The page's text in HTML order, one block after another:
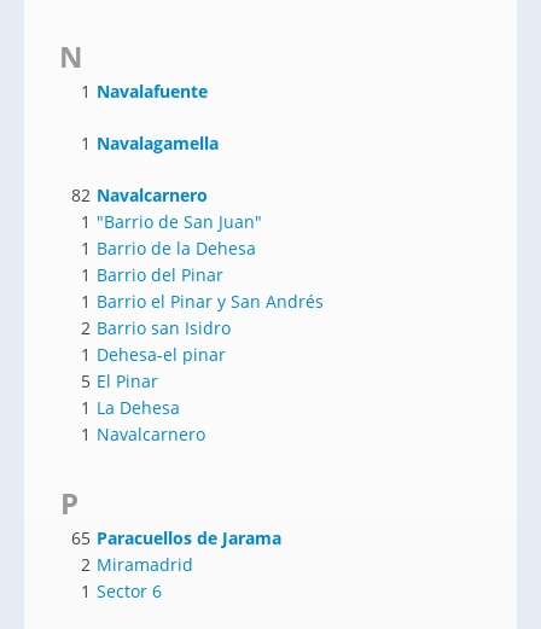
N
1 Navalafuente
1 Navalagamella
82 Navalcarnero
1 "Barrio de San Juan"
1 Barrio de la Dehesa
1 Barrio del Pinar
1 Barrio el Pinar y San Andrés
2 Barrio san Isidro
1 Dehesa-el pinar
5 El Pinar
1 La Dehesa
1 Navalcarnero
P
65 Paracuellos de Jarama
2 Miramadrid
1 Sector 6